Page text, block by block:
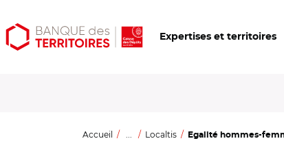
Aller
au
Aller
au
Ouvrir
les
Expertises et territoires
Accueil ... Localtis Egalité hommes-